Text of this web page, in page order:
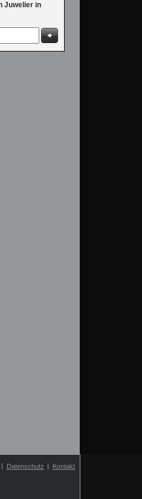
Juwelier in
Datenschutz Kontakt